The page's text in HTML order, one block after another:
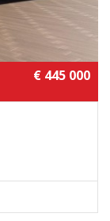
€ 445 000